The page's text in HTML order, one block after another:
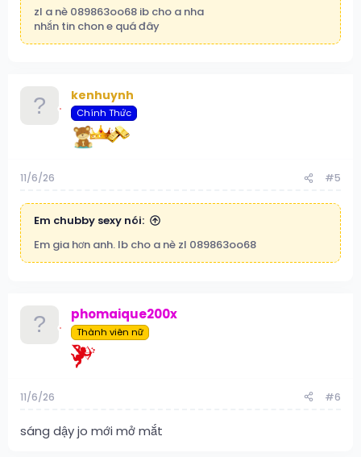
zl a nè 089863oo68 ib cho a nha
nhắn tin chon e quá đây
kenhuynh
Chính Thức
11/6/26 #5
Em chubby sexy nói:
Em gia hơn anh. Ib cho a nè zl 089863oo68
phomaique200x
Thành viên nữ
11/6/26 #6
sáng dậy jo mới mở mắt